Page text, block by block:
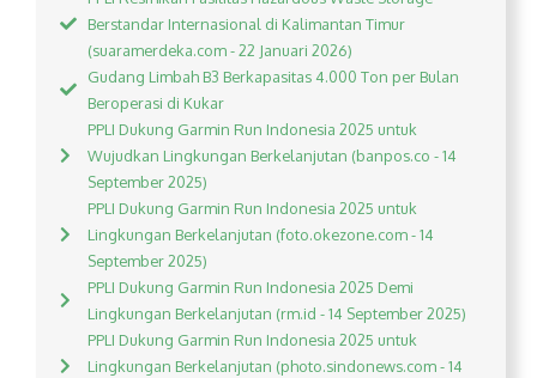
Berstandar Internasional di Kalimantan Timur
(suaramerdeka.com - 22 Januari 2026)
Gudang Limbah B3 Berkapasitas 4.000 Ton per Bulan
Beroperasi di Kukar
PPLI Dukung Garmin Run Indonesia 2025 untuk
Wujudkan Lingkungan Berkelanjutan (banpos.co - 14
September 2025)
PPLI Dukung Garmin Run Indonesia 2025 untuk
Lingkungan Berkelanjutan (foto.okezone.com - 14
September 2025)
PPLI Dukung Garmin Run Indonesia 2025 Demi
Lingkungan Berkelanjutan (rm.id - 14 September 2025)
PPLI Dukung Garmin Run Indonesia 2025 untuk
Lingkungan Berkelanjutan (photo.sindonews.com - 14